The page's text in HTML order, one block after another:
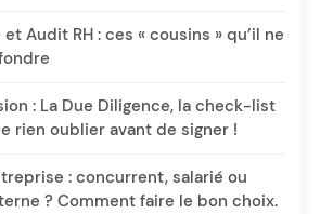
Audit RH : ces « cousins » qu’il ne
: La Due Diligence, la check-list
rien oublier avant de signer !
: concurrent, salarié ou
? Comment faire le bon choix.